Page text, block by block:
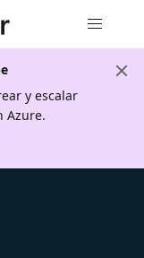
y escalar
Azure.